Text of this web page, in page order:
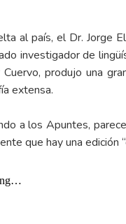
al país, el Dr. Jorge
investigador de
Cuervo, produjo una
extensa.
a los Apuntes,
que hay una edición